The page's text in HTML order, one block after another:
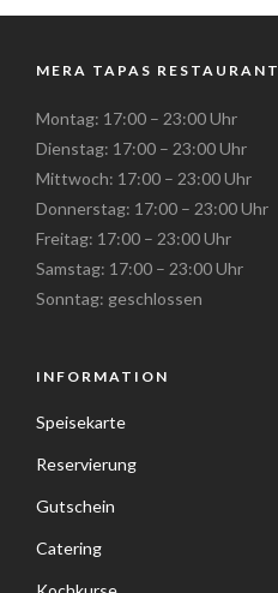
MERA TAPAS RESTAURANT
Montag: 17:00 – 23:00 Uhr
Dienstag: 17:00 – 23:00 Uhr
Mittwoch: 17:00 – 23:00 Uhr
Donnerstag: 17:00 – 23:00 Uhr
Freitag: 17:00 – 23:00 Uhr
Samstag: 17:00 – 23:00 Uhr
Sonntag: geschlossen
INFORMATION
Speisekarte
Reservierung
Gutschein
Catering